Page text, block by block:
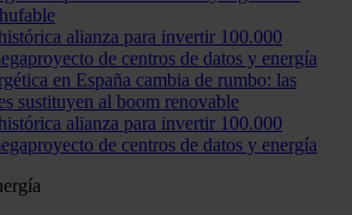
alianza para invertir 100.000
de centros de datos y energía
en España cambia de rumbo: las
sustituyen al boom renovable
alianza para invertir 100.000
de centros de datos y energía